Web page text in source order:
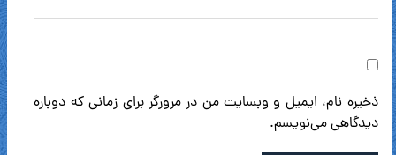
ذخیره نام، ایمیل و وبسایت من در مرورگر برای زمانی که دوباره
دیدگاهی می‌نویسم.